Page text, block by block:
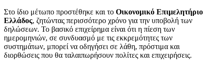
Στο ίδιο μέτωπο προστέθηκε και το Οικονομικό Επιμελητήριο
Ελλάδος, ζητώντας περισσότερο χρόνο για την υποβολή των
δηλώσεων. Το βασικό επιχείρημα είναι ότι η πίεση των
ημερομηνιών, σε συνδυασμό με τις εκκρεμότητες των
συστημάτων, μπορεί να οδηγήσει σε λάθη, πρόστιμα και
διορθώσεις που θα ταλαιπωρήσουν πολίτες και επιχειρήσεις.